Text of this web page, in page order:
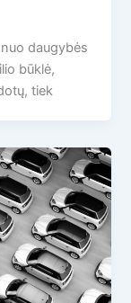
daugybės
būklė,
tiek